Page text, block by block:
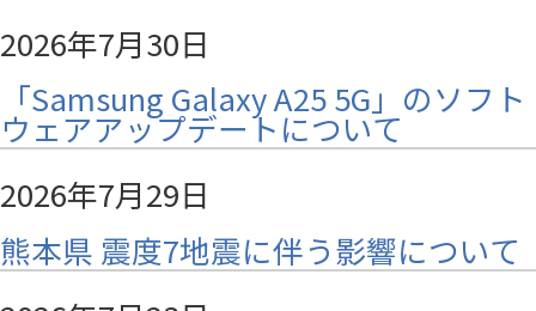
2026年7月30日
「Samsung Galaxy A25 5G」のソフト
ウェアアップデートについて
2026年7月29日
熊本県 震度7地震に伴う影響について